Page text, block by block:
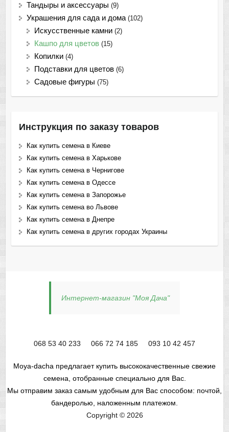
Тандыры и аксессуары (9)
Украшения для сада и дома (102)
Искусственные камни (2)
Кашпо для цветов (15)
Копилки (4)
Подставки для цветов (6)
Садовые фигуры (75)
Инструкция по заказу товаров
Как купить семена в Киеве
Как купить семена в Харькове
Как купить семена в Чернигове
Как купить семена в Одессе
Как купить семена в Запорожье
Как купить семена во Львове
Как купить семена в Днепре
Как купить семена в других городах Украины
Интернет-магазин "Моя Дача"
068 53 40 233 066 72 74 185 093 10 42 457
Moya-dacha предлагает купить высококачественные свежие
семена, отобранные специально для Вас.
Мы отправим заказ самым удобным для Вас способом: почтой,
бандеролью, наложенным платежом.
Copyright © 2026